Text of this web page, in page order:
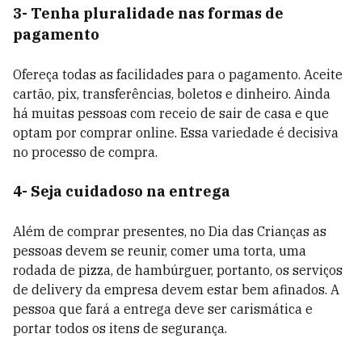
3- Tenha pluralidade nas formas de
pagamento
Ofereça todas as facilidades para o pagamento. Aceite
cartão, pix, transferências, boletos e dinheiro. Ainda
há muitas pessoas com receio de sair de casa e que
optam por comprar online. Essa variedade é decisiva
no processo de compra.
4- Seja cuidadoso na entrega
Além de comprar presentes, no Dia das Crianças as
pessoas devem se reunir, comer uma torta, uma
rodada de pizza, de hambúrguer, portanto, os serviços
de delivery da empresa devem estar bem afinados. A
pessoa que fará a entrega deve ser carismática e
portar todos os itens de segurança.